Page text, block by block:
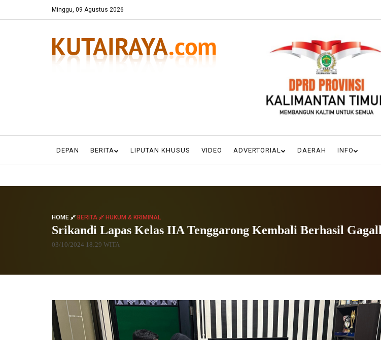
Minggu, 09 Agustus 2026
DEPAN BERITA LIPUTAN KHUSUS VIDEO ADVERTORIAL DAERAH INFO
HOME BERITA HUKUM & KRIMINAL
Srikandi Lapas Kelas IIA Tenggarong Kembali Berhasil
03/10/2024 18:29 WITA